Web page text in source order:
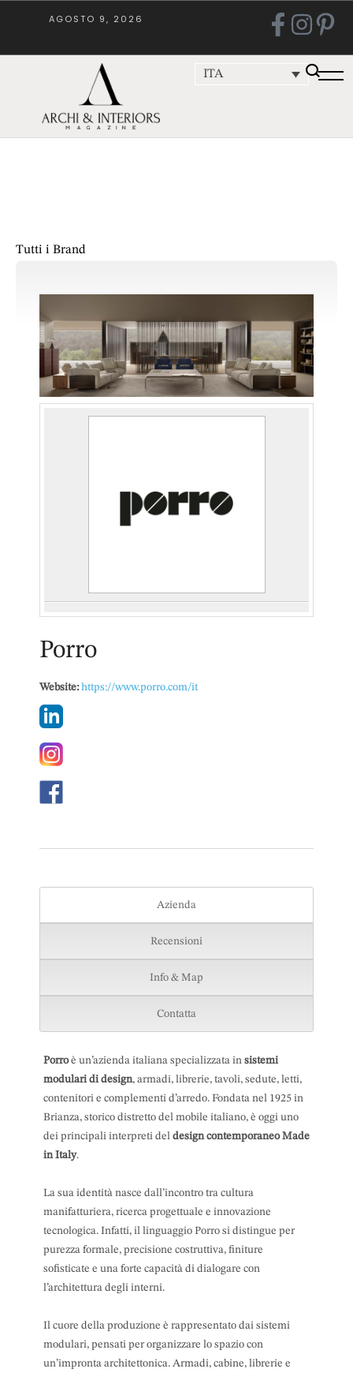
AGOSTO 9, 2026
ITA
Tutti i Brand
Porro
Website: https://www.porro.com/it
Azienda
Recensioni
Info & Map
Contatta
Porroè un’azienda italiana specializzata in sistemi
modulari di design, armadi, librerie, tavoli, sedute, letti,
contenitori e complementi d’arredo. Fondata nel 1925 in
Brianza, storico distretto del mobile italiano, è oggi uno
dei principali interpreti del design contemporaneo Made
in Italy.
La sua identità nasce dall’incontro tra cultura
manifatturiera, ricerca progettuale e innovazione
tecnologica. Infatti, il linguaggio Porro si distingue per
purezza formale, precisione costruttiva, finiture
sofisticate e una forte capacità di dialogare con
l’architettura degli interni.
Il cuore della produzione è rappresentato dai sistemi
modulari, pensati per organizzare lo spazio con
un’impronta architettonica. Armadi, cabine, librerie e